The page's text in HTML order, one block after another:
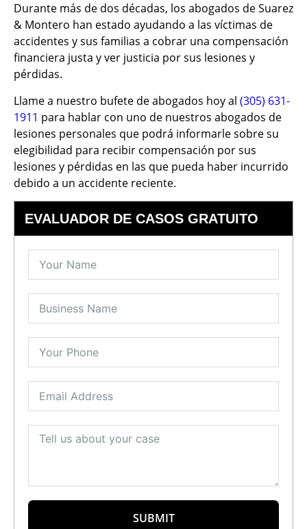
Durante más de dos décadas, los abogados de Suarez
& Montero han estado ayudando a las víctimas de
accidentes y sus familias a cobrar una compensación
financiera justa y ver justicia por sus lesiones y
pérdidas.
Llame a nuestro bufete de abogados hoy al (305) 631-
1911 para hablar con uno de nuestros abogados de
lesiones personales que podrá informarle sobre su
elegibilidad para recibir compensación por sus
lesiones y pérdidas en las que pueda haber incurrido
debido a un accidente reciente.
EVALUADOR DE CASOS GRATUITO
SUBMIT